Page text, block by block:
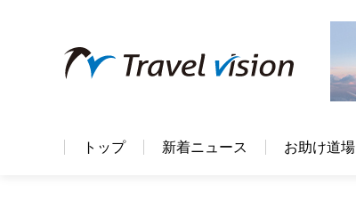
トップ 新着ニュース お助け道場